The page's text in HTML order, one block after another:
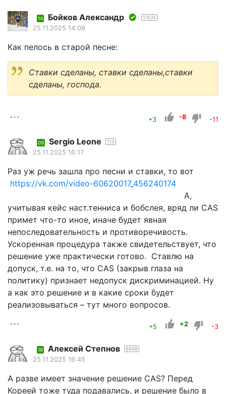
14 Бойков Александр 17635
25.11.2025 14:08
Как пелось в старой песне:
Ставки сделаны, ставки сделаны,ставки
сделаны, господа.
+3 -8 -11
09 Sergio Leone 713
25.11.2025 16:17
Раз уж речь зашла про песни и ставки, то вот
https://vk.com/video-60620017_456240174
А,
учитывая кейс наст.тенниса и бобслея, вряд ли CAS
примет что-то иное, иначе будет явная
непоследовательность и противоречивость.
Ускоренная процедура также свидетельствует, что
решение уже практически готово. Ставлю на
допуск, т.е. на то, что CAS (закрыв глаза на
политику) признает недопуск дискриминацией. Ну
а как это решение и в какие сроки будет
реализовываться – тут много вопросов.
+5 +2 -3
19 Алексей Степнов 8948
25.11.2025 16:45
А разве имеет значение решение CAS? Перед
Кореей тоже туда подавались, и решение было в